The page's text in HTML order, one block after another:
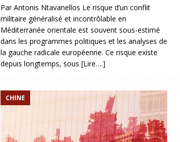
Par Antonis Ntavanellos Le risque d’un conflit
militaire généralisé et incontrôlable en
Méditerranée orientale est souvent sous-estimé
dans les programmes politiques et les analyses de
la gauche radicale européenne. Ce risque existe
depuis longtemps, sous [Lire….]
CHINE